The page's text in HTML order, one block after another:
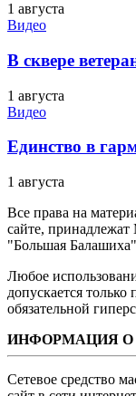
1 августа
Видео
В сквере
1 августа
Видео
Единство в
1 августа
Все права на
сайте,
"Большая
Любое
допускается
обязательной
ИНФОРМАЦИЯ
Сетевое средство